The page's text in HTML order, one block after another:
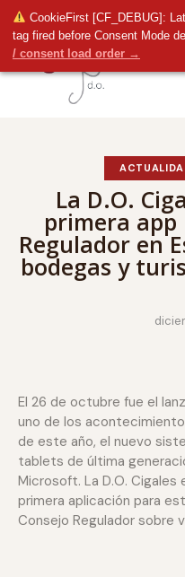
CookieFirst [CF_DEBUG]:
tag fired before Consent Mode
/ consent load order →
La D.O.
primera app
Regulador en
bodegas y
El 26 de octubre fue el
uno de los
de este año, el nuevo
tablets de última
Microsoft. La D.O. Cigales
primera aplicación para
Consejo Regulador sobre